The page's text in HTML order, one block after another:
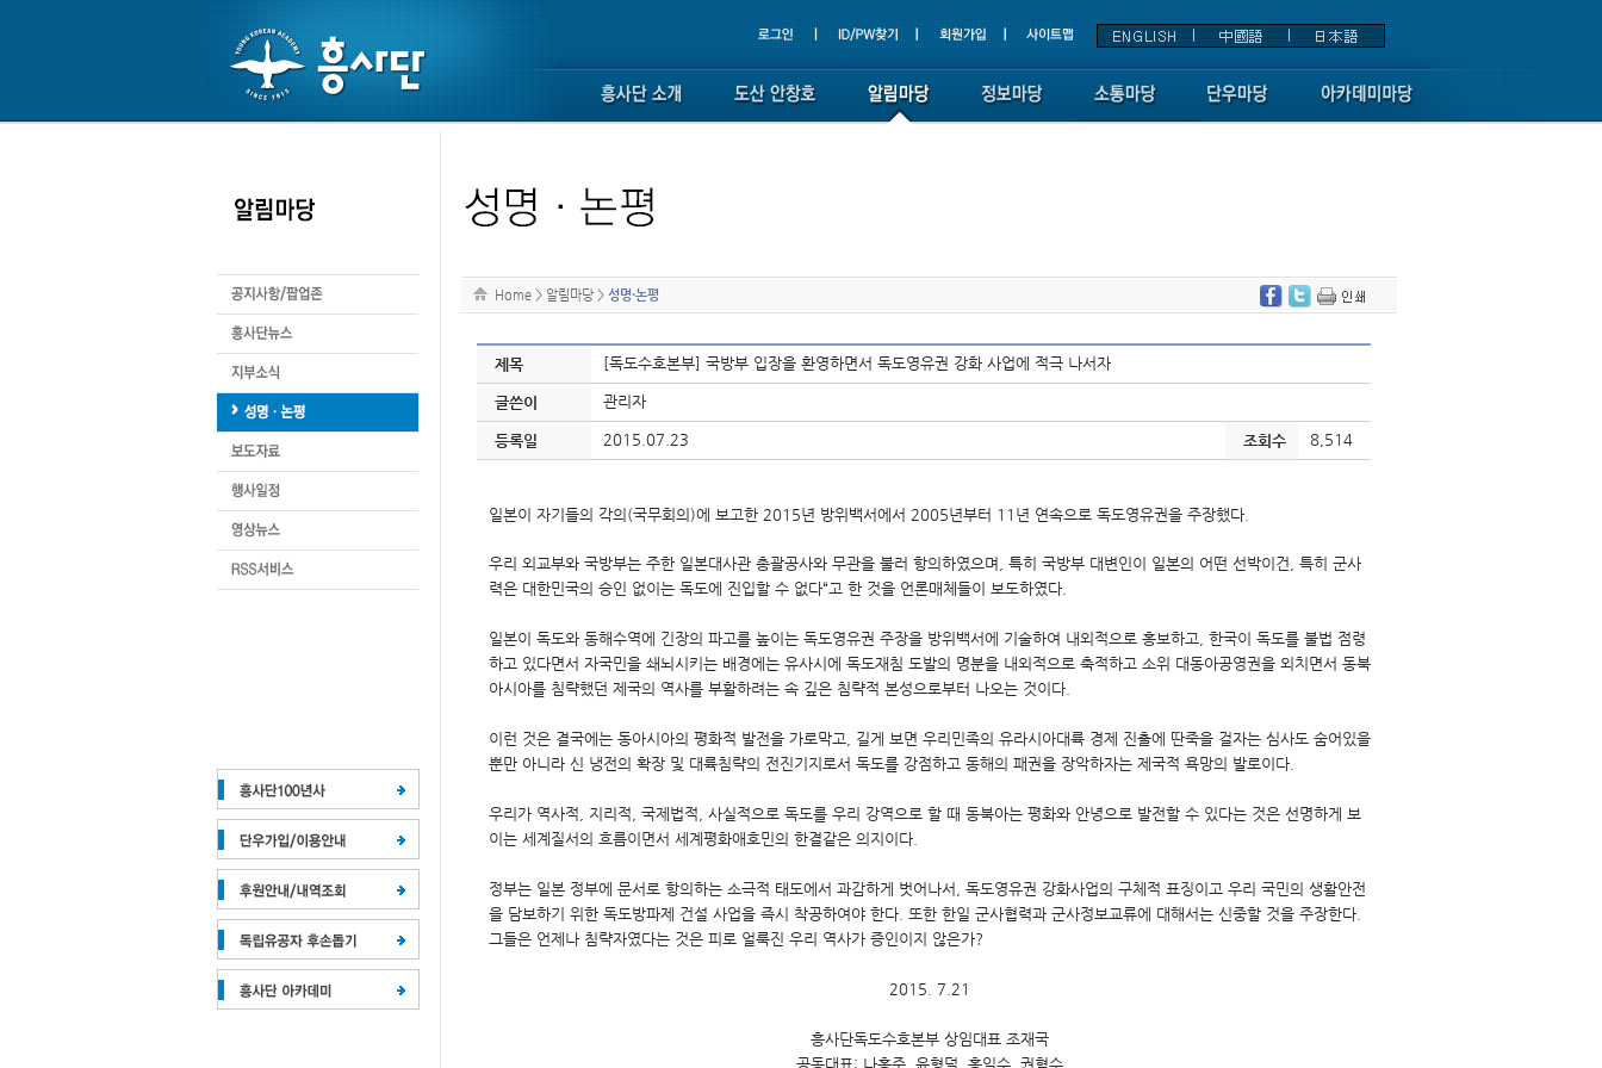
Home > 알림마당 > 성명·논평
제목 [독도수호본부] 국방부 입장을 환영하면서 독도영유권 강화 사업에 적극 나서자
글쓴이 관리자
등록일 2015.07.23 조회수 8,514
일본이 자기들의 각의(국무회의)에 보고한 2015년 방위백서에서 2005년부터 11년 연속으로 독도영유권을 주장했다.
우리 외교부와 국방부는 주한 일본대사관 총괄공사와 무관을 불러 항의하였으며, 특히 국방부 대변인이 일본의 어떤 선박이건, 특히 군사
력은 대한민국의 승인 없이는 독도에 진입할 수 없다“고 한 것을 언론매체들이 보도하였다.
일본이 독도와 동해수역에 긴장의 파고를 높이는 독도영유권 주장을 방위백서에 기술하여 내외적으로 홍보하고, 한국이 독도를 불법 점령
하고 있다면서 자국민을 쇄뇌시키는 배경에는 유사시에 독도재침 도발의 명분을 내외적으로 축적하고 소위 대동아공영권을 외치면서 동북
아시아를 침략했던 제국의 역사를 부활하려는 속 깊은 침략적 본성으로부터 나오는 것이다.
이런 것은 결국에는 동아시아의 평화적 발전을 가로막고, 길게 보면 우리민족의 유라시아대륙 경제 진출에 딴죽을 걸자는 심사도 숨어있을
뿐만 아니라 신 냉전의 확장 및 대륙침략의 전진기지로서 독도를 강점하고 동해의 패권을 장악하자는 제국적 욕망의 발로이다.
우리가 역사적, 지리적, 국제법적, 사실적으로 독도를 우리 강역으로 할 때 동북아는 평화와 안녕으로 발전할 수 있다는 것은 선명하게 보
이는 세계질서의 흐름이면서 세계평화애호민의 한결같은 의지이다.
정부는 일본 정부에 문서로 항의하는 소극적 태도에서 과감하게 벗어나서, 독도영유권 강화사업의 구체적 표징이고 우리 국민의 생활안전
을 담보하기 위한 독도방파제 건설 사업을 즉시 착공하여야 한다. 또한 한일 군사협력과 군사정보교류에 대해서는 신중할 것을 주장한다.
그들은 언제나 침략자였다는 것은 피로 얼룩진 우리 역사가 증인이지 않은가?
2015. 7.21
흥사단독도수호본부 상임대표 조재국
공동대표: 나홍주, 윤형덕, 홍일수, 권혁수